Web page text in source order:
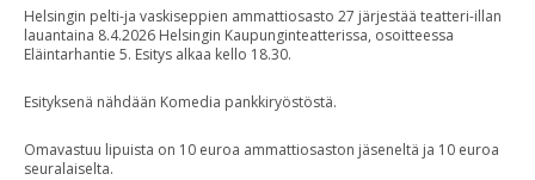
Helsingin pelti-ja vaskiseppien ammattiosasto 27 järjestää teatteri-illan
lauantaina 8.4.2026 Helsingin Kaupunginteatterissa, osoitteessa
Eläintarhantie 5. Esitys alkaa kello 18.30.
Esityksenä nähdään Komedia pankkiryöstöstä.
Omavastuu lipuista on 10 euroa ammattiosaston jäseneltä ja 10 euroa
seuralaiselta.